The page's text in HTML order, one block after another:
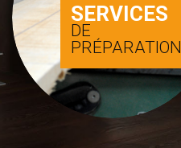
SERVICES
DE
PRÉPARATION